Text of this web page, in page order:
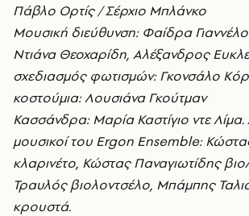
Πάβλο Ορτίς / Σέρχιο Μπλάνκο
Μουσική διεύθυνση: Φαίδρα
Ντιάνα Θεοχαρίδη, Αλέξανδρος
σχεδιασμός φωτισμών: Γκονσάλο
κοστούμια: Λουσιάνα Γκούτμαν
Κασσάνδρα: Μαρία Καστίγιο ντε Λίμα.
μουσικοί του Ergon Ensemble:
κλαρινέτο, Κώστας Παναγιωτίδης
Τραυλός βιολοντσέλο, Μπάμπης
κρουστά.